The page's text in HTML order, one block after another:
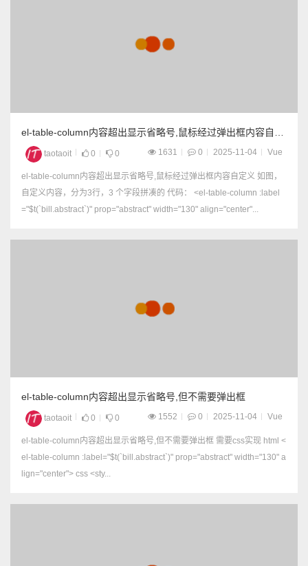
el-table-column内容超出显示省略号,鼠标经过弹出框内容自定
义
taotaoit 0 0 1631 0 2025-11-04 Vue
el-table-column内容超出显示省略号,鼠标经过弹出框内容自定义 如图，
自定义内容，分为3行，3 个字段拼凑的 代码： <el-table-column :label
="$t(`bill.abstract`)" prop="abstract" width="130" align="center"...
el-table-column内容超出显示省略号,但不需要弹出框
taotaoit 0 0 1552 0 2025-11-04 Vue
el-table-column内容超出显示省略号,但不需要弹出框 需要css实现 html <
el-table-column :label="$t(`bill.abstract`)" prop="abstract" width="130" a
lign="center"> css <sty...